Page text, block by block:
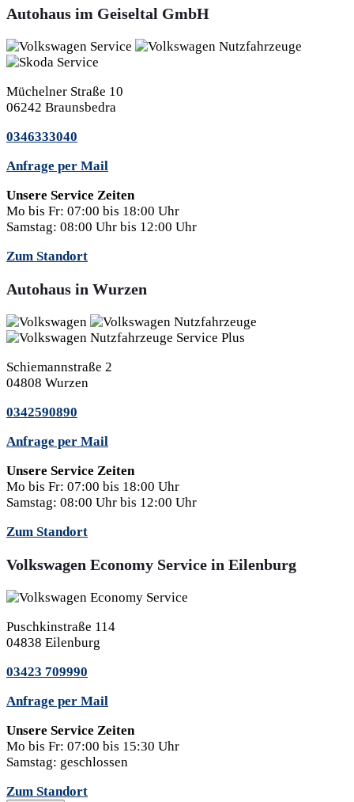
Autohaus im Geiseltal GmbH
Müchelner Straße 10
06242 Braunsbedra
0346333040
Anfrage per Mail
Unsere Service Zeiten
Mo bis Fr: 07:00 bis 18:00 Uhr
Samstag: 08:00 Uhr bis 12:00 Uhr
Zum Standort
Autohaus in Wurzen
Schiemannstraße 2
04808 Wurzen
0342590890
Anfrage per Mail
Unsere Service Zeiten
Mo bis Fr: 07:00 bis 18:00 Uhr
Samstag: 08:00 Uhr bis 12:00 Uhr
Zum Standort
Volkswagen Economy Service in Eilenburg
Puschkinstraße 114
04838 Eilenburg
03423 709990
Anfrage per Mail
Unsere Service Zeiten
Mo bis Fr: 07:00 bis 15:30 Uhr
Samstag: geschlossen
Zum Standort